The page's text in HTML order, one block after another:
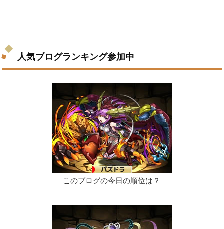
人気ブログランキング参加中
このブログの今日の順位は？